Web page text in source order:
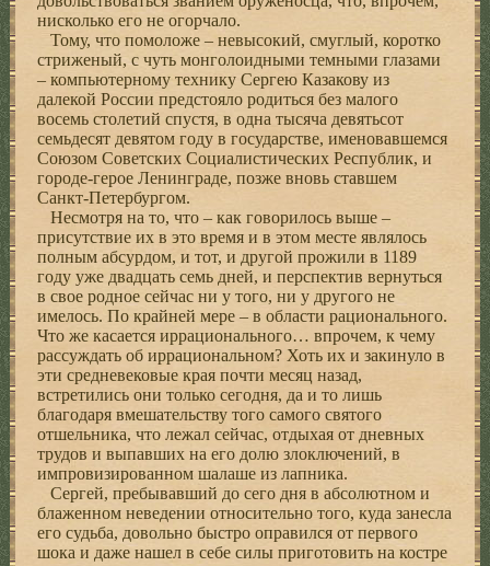
нисколько его не огорчало.
Тому, что помоложе – невысокий, смуглый, коротко
стриженый, с чуть монголоидными темными глазами
– компьютерному технику Сергею Казакову из
далекой России предстояло родиться без малого
восемь столетий спустя, в одна тысяча девятьсот
семьдесят девятом году в государстве, именовавшемся
Союзом Советских Социалистических Республик, и
городе-герое Ленинграде, позже вновь ставшем
Санкт-Петербургом.
Несмотря на то, что – как говорилось выше –
присутствие их в это время и в этом месте являлось
полным абсурдом, и тот, и другой прожили в 1189
году уже двадцать семь дней, и перспектив вернуться
в свое родное сейчас ни у того, ни у другого не
имелось. По крайней мере – в области рационального.
Что же касается иррационального… впрочем, к чему
рассуждать об иррациональном? Хоть их и закинуло в
эти средневековые края почти месяц назад,
встретились они только сегодня, да и то лишь
благодаря вмешательству того самого святого
отшельника, что лежал сейчас, отдыхая от дневных
трудов и выпавших на его долю злоключений, в
импровизированном шалаше из лапника.
Сергей, пребывавший до сего дня в абсолютном и
блаженном неведении относительно того, куда занесла
его судьба, довольно быстро оправился от первого
шока и даже нашел в себе силы приготовить на костре